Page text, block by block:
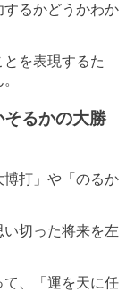
するかどうかわか
を表現するた
そるかの大勝
博打」や「のるか
い切った将来を左
て、「運を天に任